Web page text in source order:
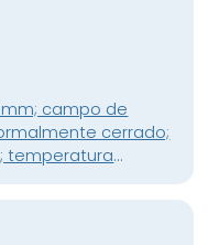
mm; campo de
cerrado;
temperatura
conmutación 1500 Hz